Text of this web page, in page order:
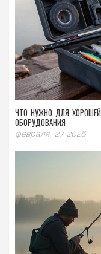
ЧТО НУЖНО ДЛЯ
ОБОРУДОВАНИЯ
февраля, 27 2026